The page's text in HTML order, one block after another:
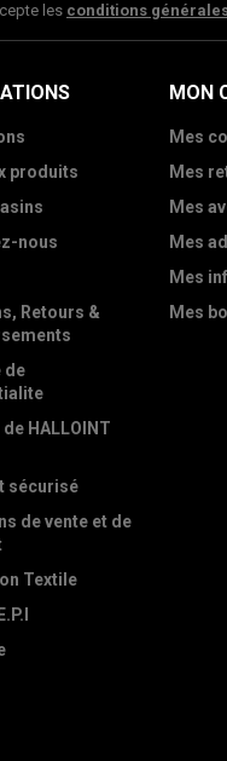
les conditions
produits
nous
Retours &
de
HALLOINT
sécurisé
de vente et de
Textile
MON
Mes
Mes
Mes
Mes
Mes
Mes